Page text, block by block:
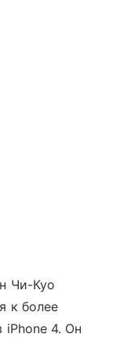
Чи-Куо
к более
iPhone 4. Он